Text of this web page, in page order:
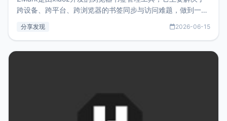
跨设备、跨平台、跨浏览器的书签同步与访问难题，做到一处
用，让管理更高效。ZMark官网地址：
分享发现 2026-06-15